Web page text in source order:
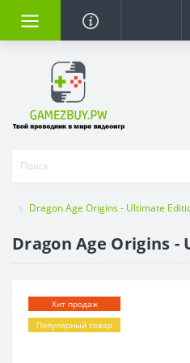
Dragon Age Origins - Ultimate
Dragon Age Origins
Хит продаж
Популярный товар